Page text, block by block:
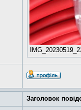
Заголовок